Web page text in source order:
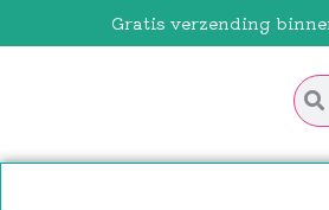
Gratis verzending